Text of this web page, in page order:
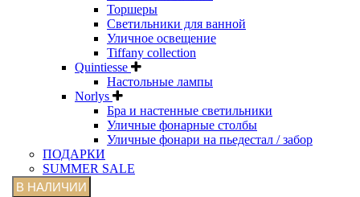
Торшеры
Светильники для ванной
Уличное освещение
Tiffany collection
Quintiesse
Настольные лампы
Norlys
Бра и настенные светильники
Уличные фонарные столбы
Уличные фонари на пьедестал / забор
ПОДАРКИ
SUMMER SALE
В НАЛИЧИИ